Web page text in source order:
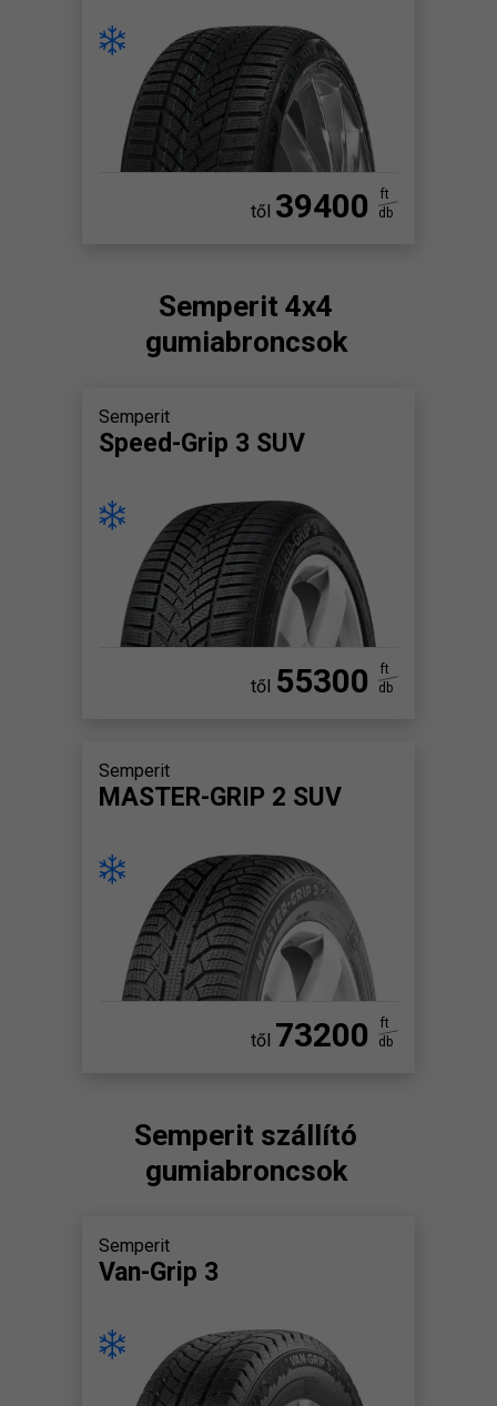
től 39400
ft
db
Semperit 4x4
gumiabroncsok
Semperit
Speed-Grip 3 SUV
től 55300
ft
db
Semperit
MASTER-GRIP 2 SUV
től 73200
ft
db
Semperit szállító
gumiabroncsok
Semperit
Van-Grip 3